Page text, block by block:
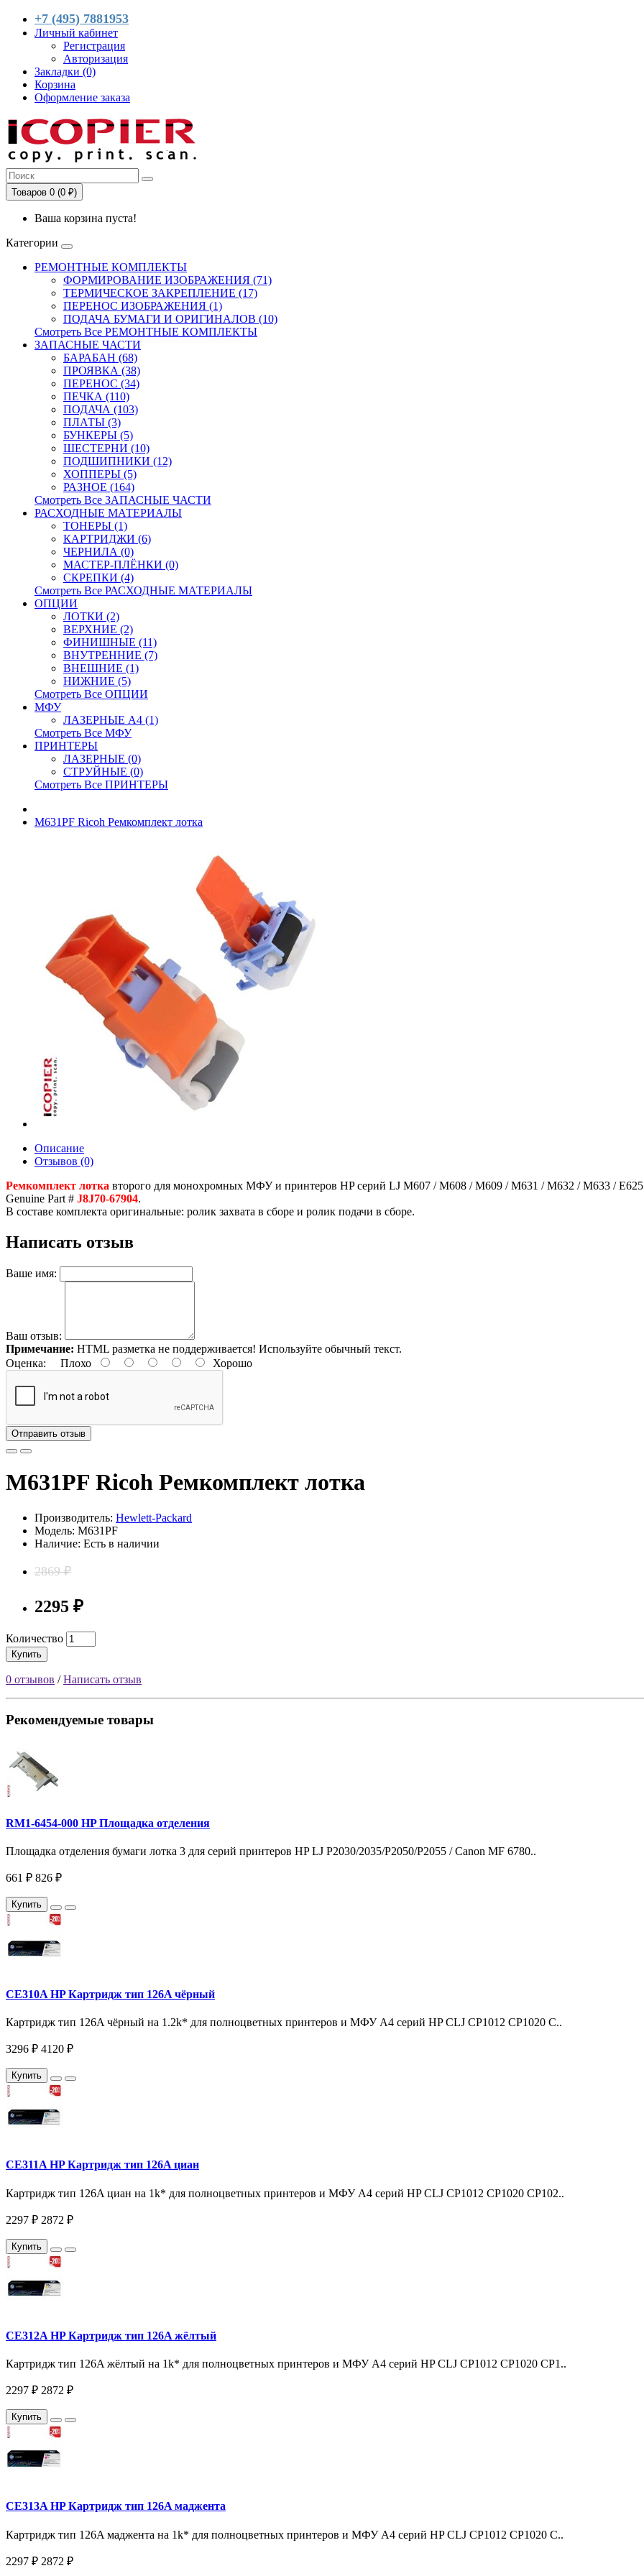
+7 (495) 7881953
Личный кабинет
Регистрация
Авторизация
Закладки (0)
Корзина
Оформление заказа
Товаров 0 (0 ₽)
Ваша корзина пуста!
Категории
РЕМОНТНЫЕ КОМПЛЕКТЫ
ФОРМИРОВАНИЕ ИЗОБРАЖЕНИЯ (71)
ТЕРМИЧЕСКОЕ ЗАКРЕПЛЕНИЕ (17)
ПЕРЕНОС ИЗОБРАЖЕНИЯ (1)
ПОДАЧА БУМАГИ И ОРИГИНАЛОВ (10)
Смотреть Все РЕМОНТНЫЕ КОМПЛЕКТЫ
ЗАПАСНЫЕ ЧАСТИ
БАРАБАН (68)
ПРОЯВКА (38)
ПЕРЕНОС (34)
ПЕЧКА (110)
ПОДАЧА (103)
ПЛАТЫ (3)
БУНКЕРЫ (5)
ШЕСТЕРНИ (10)
ПОДШИПНИКИ (12)
ХОППЕРЫ (5)
РАЗНОЕ (164)
Смотреть Все ЗАПАСНЫЕ ЧАСТИ
РАСХОДНЫЕ МАТЕРИАЛЫ
ТОНЕРЫ (1)
КАРТРИДЖИ (6)
ЧЕРНИЛА (0)
МАСТЕР-ПЛЁНКИ (0)
СКРЕПКИ (4)
Смотреть Все РАСХОДНЫЕ МАТЕРИАЛЫ
ОПЦИИ
ЛОТКИ (2)
ВЕРХНИЕ (2)
ФИНИШНЫЕ (11)
ВНУТРЕННИЕ (7)
ВНЕШНИЕ (1)
НИЖНИЕ (5)
Смотреть Все ОПЦИИ
МФУ
ЛАЗЕРНЫЕ A4 (1)
Смотреть Все МФУ
ПРИНТЕРЫ
ЛАЗЕРНЫЕ (0)
СТРУЙНЫЕ (0)
Смотреть Все ПРИНТЕРЫ
M631PF Ricoh Ремкомплект лотка
Описание
Отзывов (0)
Ремкомплект лотка второго для монохромных МФУ и принтеров HP серий LJ M607 / M608 / M609 / M631 / M632 / M633 /
Genuine Part # J8J70-67904.
В составе комплекта оригинальные: ролик захвата в сборе и ролик подачи в сборе.
Написать отзыв
Ваше имя:
Ваш отзыв:
Примечание: HTML разметка не поддерживается! Используйте обычный текст.
Оценка: Плохо Хорошо
Отправить отзыв
M631PF Ricoh Ремкомплект лотка
Производитель: Hewlett-Packard
Модель: M631PF
Наличие: Есть в наличии
2869 ₽
2295 ₽
Количество
Купить
0 отзывов /Написать отзыв
Рекомендуемые товары
RM1-6454-000 HP Площадка отделения
Площадка отделения бумаги лотка 3 для серий принтеров HP LJ P2030/2035/P2050/P2055 / Canon MF 6780..
661 ₽ 826 ₽
Купить
CE310A HP Картридж тип 126A чёрный
Картридж тип 126A чёрный на 1.2k* для полноцветных принтеров и МФУ A4 серий HP CLJ CP1012 CP1020 C..
3296 ₽ 4120 ₽
Купить
CE311A HP Картридж тип 126A циан
Картридж тип 126A циан на 1k* для полноцветных принтеров и МФУ A4 серий HP CLJ CP1012 CP1020 CP102..
2297 ₽ 2872 ₽
Купить
CE312A HP Картридж тип 126A жёлтый
Картридж тип 126A жёлтый на 1k* для полноцветных принтеров и МФУ A4 серий HP CLJ CP1012 CP1020 CP1..
2297 ₽ 2872 ₽
Купить
CE313A HP Картридж тип 126A маджента
Картридж тип 126A маджента на 1k* для полноцветных принтеров и МФУ A4 серий HP CLJ CP1012 CP1020 C..
2297 ₽ 2872 ₽